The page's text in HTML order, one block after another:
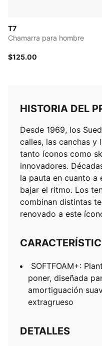
T7
Chamarra para hombre
$125.00
HISTORIA DEL
Desde 1969, los
calles, las canchas y
tanto íconos como
innovadores.
la pauta en cuanto a
bajar el ritmo. Los
combinan distintas
renovado a este
SOFTFOAM+:
poner, diseñada
amortiguación
extragrueso
DETALLES